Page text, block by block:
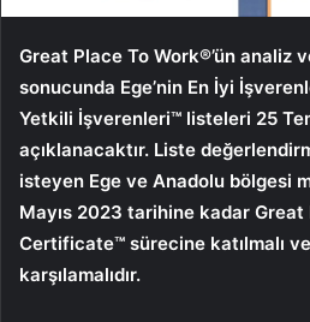
Great Place To Work®’ün analiz
sonucunda Ege’nin En İyi
Yetkili İşverenleri™ listeleri 25
açıklanacaktır. Liste
isteyen Ege ve Anadolu bölgesi
Mayıs 2023 tarihine kadar
Certificate™ sürecine katılmalı
karşılamalıdır.